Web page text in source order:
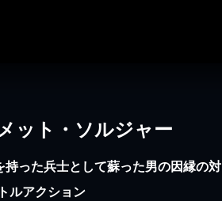
ット・ソルジャー
持った兵士として蘇った男の因縁の対
ルアクション